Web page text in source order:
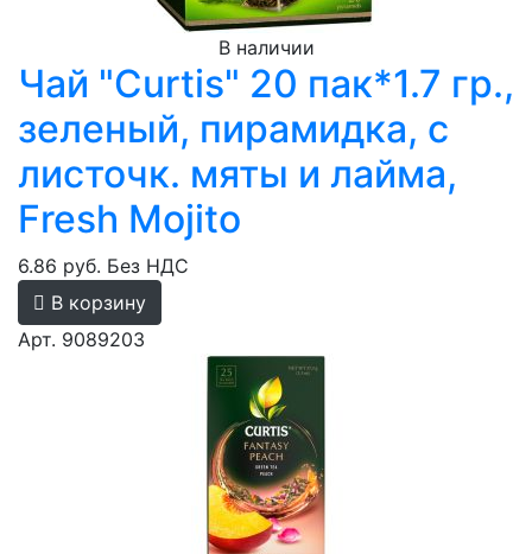
В наличии
Чай "Curtis" 20 пак*1.7 гр.,
зеленый, пирамидка, с
листочк. мяты и лайма,
Fresh Mojito
6.86 руб. Без НДС
В корзину
Арт. 9089203